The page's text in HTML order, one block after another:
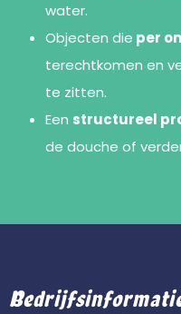
water.
Objecten die per
terechtkomen en
te zitten.
Een structureel
de douche of